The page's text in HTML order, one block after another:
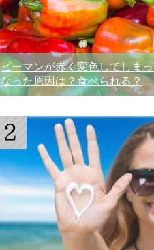
ピーマンが赤く変色してしまっ
なった原因は？食べられる？